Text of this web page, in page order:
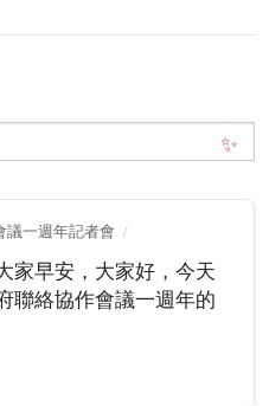
✨
議一週年記者會
家早安，大家好，今天
聯絡協作會議一週年的